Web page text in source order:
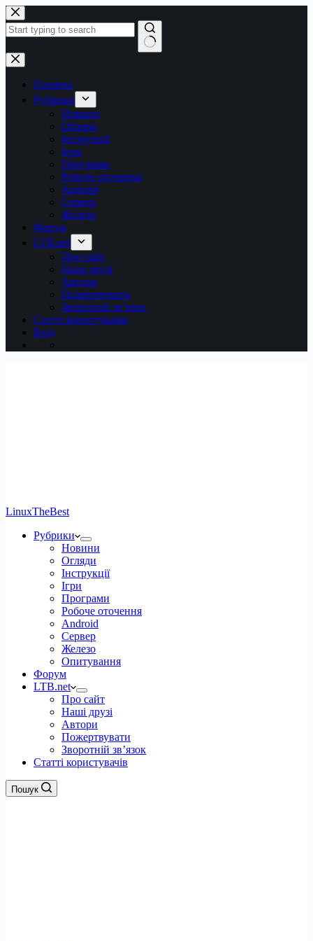
Перейти
до
вмісту
Немає
результатів
Головна
Рубрики
Новини
Обзори
Інструкції
Ігри
Програми
Робоче оточення
Android
Сервер
Железо
Форум
LTB.net
Про сайт
Наші друзі
Автори
Пожертвувати
Зворотній зв’язок
Статті користувачів
Вхід
LinuxTheBest
Рубрики
Новини
Огляди
Інструкції
Ігри
Програми
Робоче оточення
Android
Сервер
Железо
Опитування
Форум
LTB.net
Про сайт
Наші друзі
Автори
Пожертвувати
Зворотній зв’язок
Статті користувачів
Пошук